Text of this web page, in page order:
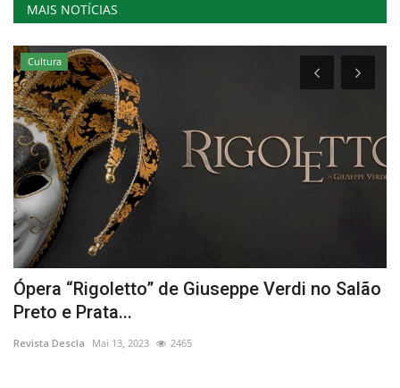
MAIS NOTÍCIAS
Cultura
Ópera “Rigoletto” de Giuseppe Verdi no Salão
Preto e Prata...
Revista Descla Mai 13, 2023 2465